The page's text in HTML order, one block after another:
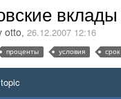
вклады
otto, 26.12.2007 12:16
проценты условия срок